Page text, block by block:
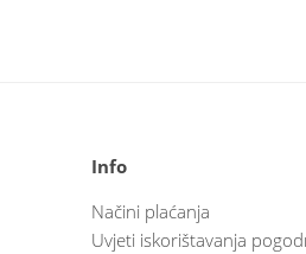
Info
Načini plaćanja
Uvjeti iskorištavanja